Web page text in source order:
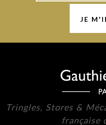
Tringles, Stores &
française